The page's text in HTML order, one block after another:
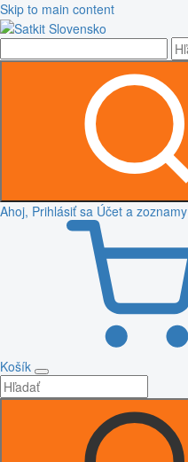
Skip to main content
Ahoj, Prihlásiť sa Účet a zoznamy
Košík